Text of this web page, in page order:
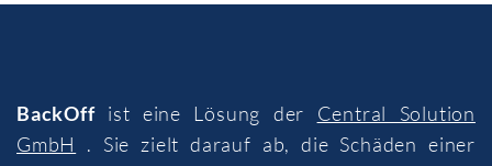
BackOffist eine Lösung der Central Solution
GmbH
. Sie zielt darauf ab, die Schäden einer